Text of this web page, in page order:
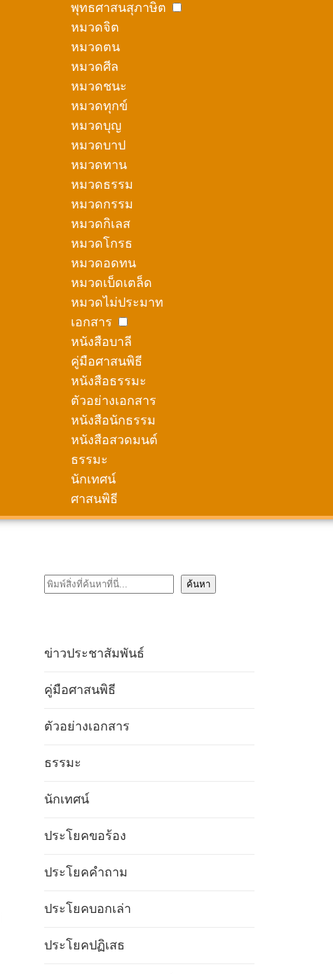
พุทธศาสนสุภาษิต
หมวดจิต
หมวดตน
หมวดศีล
หมวดชนะ
หมวดทุกข์
หมวดบุญ
หมวดบาป
หมวดทาน
หมวดธรรม
หมวดกรรม
หมวดกิเลส
หมวดโกรธ
หมวดอดทน
หมวดเบ็ดเตล็ด
หมวดไม่ประมาท
เอกสาร
หนังสือบาลี
คู่มือศาสนพิธี
หนังสือธรรมะ
ตัวอย่างเอกสาร
หนังสือนักธรรม
หนังสือสวดมนต์
ธรรมะ
นักเทศน์
ศาสนพิธี
ค้นหา ค้นหา
ข่าวประชาสัมพันธ์
คู่มือศาสนพิธี
ตัวอย่างเอกสาร
ธรรมะ
นักเทศน์
ประโยคขอร้อง
ประโยคคำถาม
ประโยคบอกเล่า
ประโยคปฏิเสธ